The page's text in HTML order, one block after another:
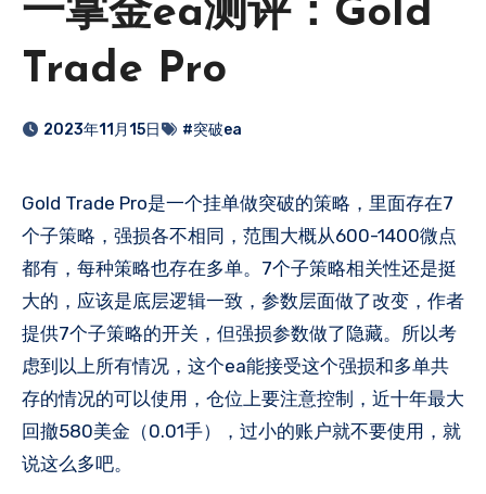
一掌金ea测评：Gold
Trade Pro
2023年11月15日 #突破ea
Gold Trade Pro是一个挂单做突破的策略，里面存在7
个子策略，强损各不相同，范围大概从600-1400微点
都有，每种策略也存在多单。7个子策略相关性还是挺
大的，应该是底层逻辑一致，参数层面做了改变，作者
提供7个子策略的开关，但强损参数做了隐藏​。所以考
虑到以上所有情况，这个ea能接受这个强损和多单共
存的情况的可以使用，仓位上要注意控制，近十年最大
回撤580美金（0.01手），过小的账户就不要使用，就
说这么多吧​。